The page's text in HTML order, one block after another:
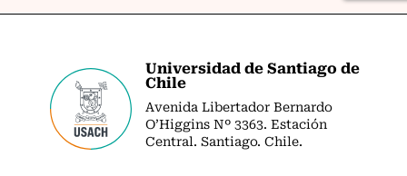
Universidad de Santiago de
Chile
Avenida Libertador Bernardo
O’Higgins Nº 3363. Estación
Central. Santiago. Chile.